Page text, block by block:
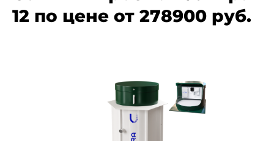
12 по цене от 278900 руб.